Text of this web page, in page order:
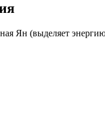
Ян (выделяет